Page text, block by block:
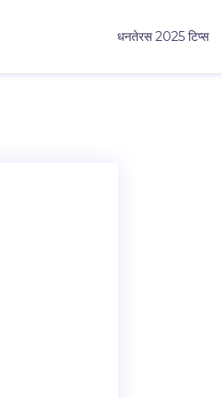
धनतेरस 2025 टिप्स